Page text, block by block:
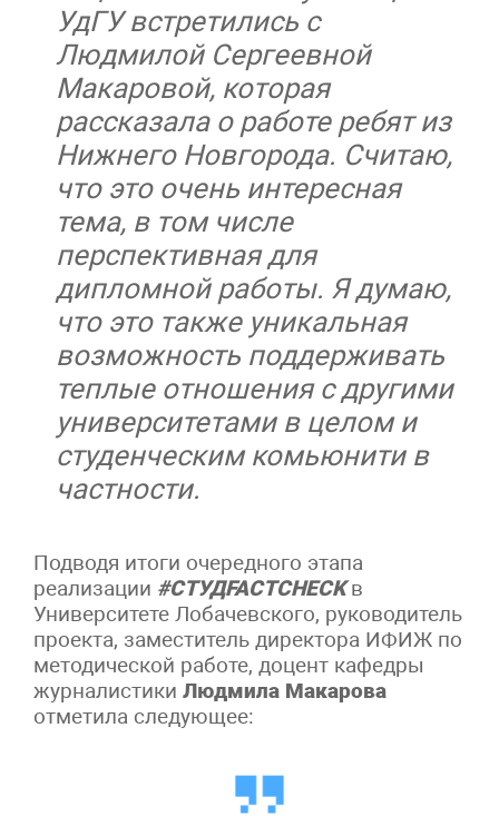
УдГУ встретились с
Людмилой Сергеевной
Макаровой, которая
рассказала о работе ребят из
Нижнего Новгорода. Считаю,
что это очень интересная
тема, в том числе
перспективная для
дипломной работы. Я думаю,
что это также уникальная
возможность поддерживать
теплые отношения с другими
университетами в целом и
студенческим комьюнити в
частности.
Подводя итоги очередного этапа
реализации #СТУДFACTCHECKв
Университете Лобачевского, руководитель
проекта, заместитель директора ИФИЖ по
методической работе, доцент кафедры
журналистики Людмила Макарова
отметила следующее: